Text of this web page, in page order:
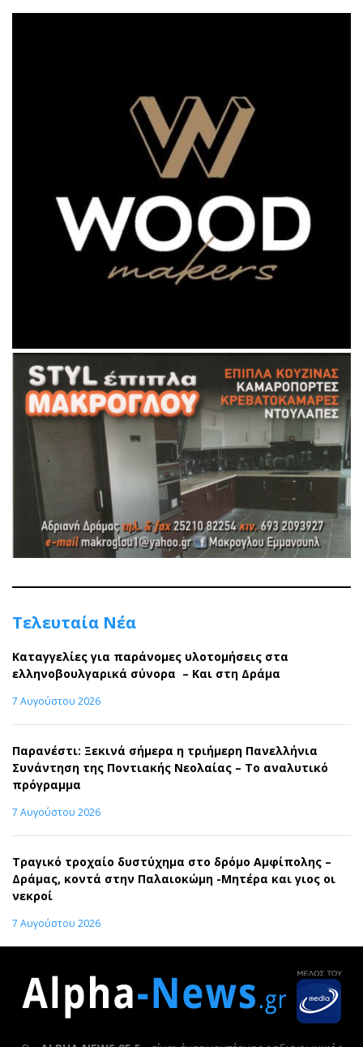
Τελευταία Νέα
Καταγγελίες για παράνομες υλοτομήσεις στα
ελληνοβουλγαρικά σύνορα – Και στη Δράμα
7 Αυγούστου 2026
Παρανέστι: Ξεκινά σήμερα η τριήμερη Πανελλήνια
Συνάντηση της Ποντιακής Νεολαίας – Το αναλυτικό
πρόγραμμα
7 Αυγούστου 2026
Τραγικό τροχαίο δυστύχημα στο δρόμο Αμφίπολης –
Δράμας, κοντά στην Παλαιοκώμη -Μητέρα και γιος οι
νεκροί
7 Αυγούστου 2026